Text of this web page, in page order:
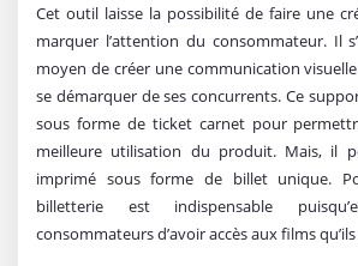
Cet outil laisse la possibilité de faire une
marquer l’attention du consommateur. Il
moyen de créer une communication
se démarquer de ses concurrents. Ce
sous forme de ticket carnet pour
meilleure utilisation du produit. Mais, il
imprimé sous forme de billet unique.
billetterie est indispensable
consommateurs d’avoir accès aux films